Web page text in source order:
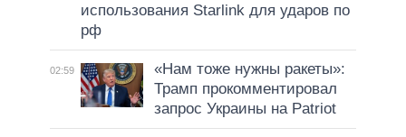
использования Starlink для ударов по
рф
02:59
«Нам тоже нужны ракеты»:
Трамп прокомментировал
запрос Украины на Patriot